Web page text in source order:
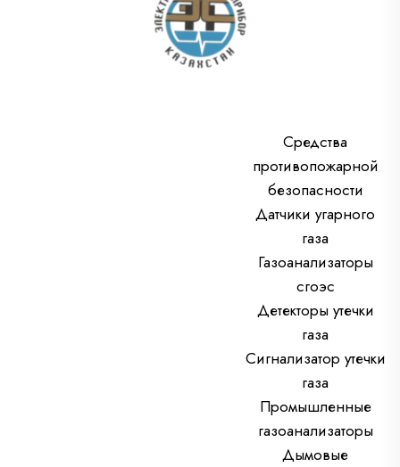
Средства
противопожарной
безопасности
Датчики угарного
газа
Газоанализаторы
сгоэс
Детекторы утечки
газа
Сигнализатор утечки
газа
Промышленные
газоанализаторы
Дымовые